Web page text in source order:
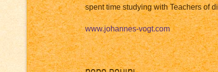
spent time studying with Teachers of
www.johannes-vogt.com